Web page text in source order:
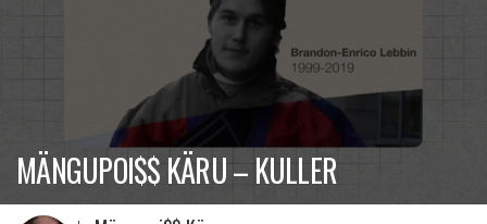
MÄNGUPOI$$ KÄRU – KULLER